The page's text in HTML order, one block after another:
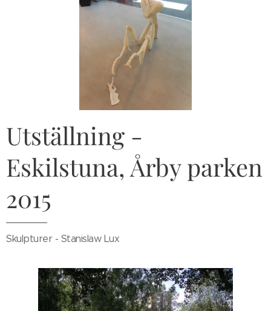
Utställning -
Eskilstuna, Årby parken
2015
Skulpturer - Stanislaw Lux